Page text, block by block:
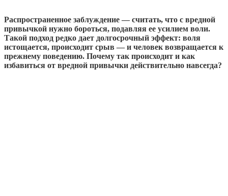
Распространенное заблуждение — считать, что с вредной
привычкой нужно бороться, подавляя ее усилием воли.
Такой подход редко дает долгосрочный эффект: воля
истощается, происходит срыв — и человек возвращается к
прежнему поведению. Почему так происходит и как
избавиться от вредной привычки действительно навсегда?